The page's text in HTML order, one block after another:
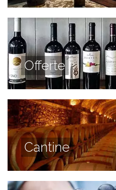
Offerte
Cantine